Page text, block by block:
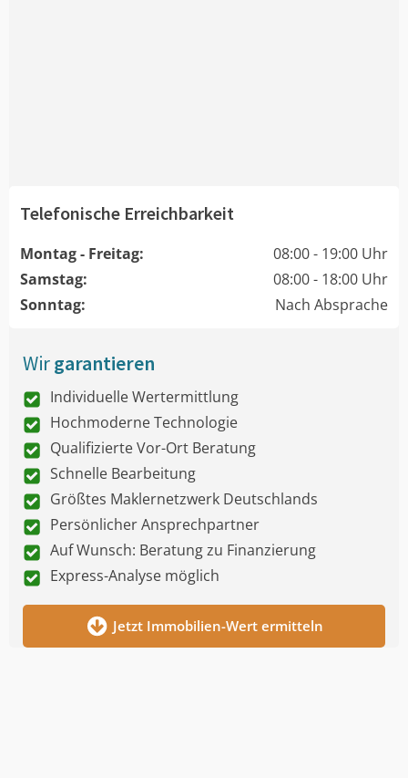
Telefonische Erreichbarkeit
Montag - Freitag:
08:00 - 19:00 Uhr
Samstag:
08:00 - 18:00 Uhr
Sonntag:
Nach Absprache
Wirgarantieren
Individuelle Wertermittlung
Hochmoderne Technologie
Qualifizierte Vor-Ort Beratung
Schnelle Bearbeitung
Größtes Maklernetzwerk Deutschlands
Persönlicher Ansprechpartner
Auf Wunsch: Beratung zu Finanzierung
Express-Analyse möglich
Jetzt Immobilien-Wert ermitteln